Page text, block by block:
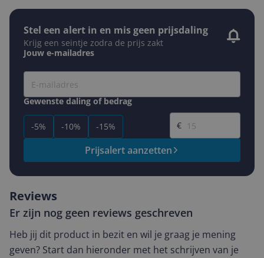
Stel een alert in en mis geen prijsdaling
Krijg een seintje zodra de prijs zakt
Jouw e-mailadres
Gewenste daling of bedrag
-5% -10% -15%
Gewenste prijs
€
Prijsalert aanzetten
Reviews
Er zijn nog geen reviews geschreven
Heb jij dit product in bezit en wil je graag je mening
geven? Start dan hieronder met het schrijven van je